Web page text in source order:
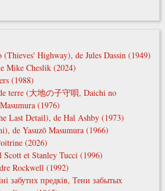
(Thieves' Highway), de Jules Dassin (1949)
Mike Cheslik (2024)
(1988)
terre (大地の子守唄, Daichi no
(1976)
Last Detail), de Hal Ashby (1973)
de Yasuzō Masumura (1966)
(2026)
et Stanley Tucci (1996)
Rockwell (1992)
забутих предків, Тени забытых